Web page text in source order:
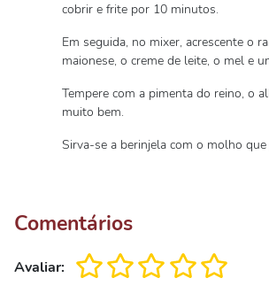
cobrir e frite por 10 minutos.
Em seguida, no mixer, acrescente o
maionese, o creme de leite, o mel e
Tempere com a pimenta do reino, o
muito bem.
Sirva-se a berinjela com o molho
Comentários
Avaliar: